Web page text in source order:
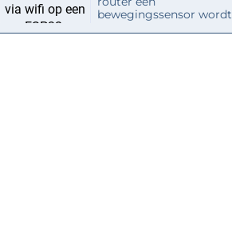
bewegingssensor wordt